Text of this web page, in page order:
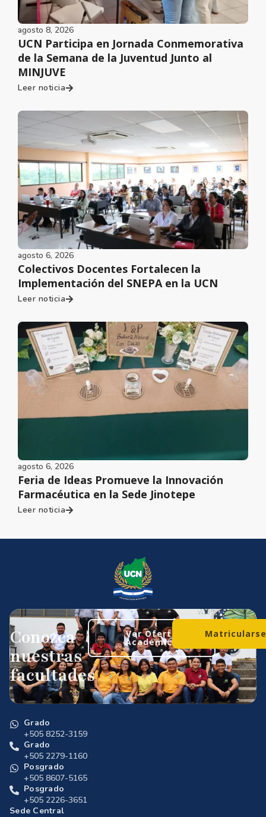
agosto 8, 2026
UCN Participa en Jornada Conmemorativa
de la Semana de la Juventud Junto al
MINJUVE
Leer noticia
agosto 6, 2026
Colectivos Docentes Fortalecen la
Implementación del SNEPA en la UCN
Leer noticia
agosto 6, 2026
Feria de Ideas Promueve la Innovación
Farmacéutica en la Sede Jinotepe
Leer noticia
Conozca
nuestras
facultades
Ver Oferta
Académica
Grado
+505 8252-3159
Grado
+505 2279-1160
Posgrado
+505 8607-5165
Posgrado
+505 2226-3651
Sede Central